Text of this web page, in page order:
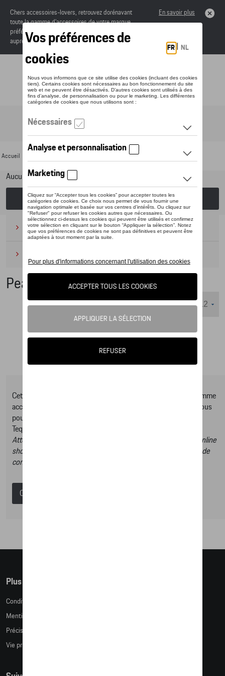
Chers accessoires-lovers, retrouvez dorénavant
toute la gamme d’accessoires de votre marque
préférée sous forme de catalogue à commander
auprès de votre concessionaire.
En savoir plus
Toggle navigation
Accueil > Peaq Collection
Aucun modèle sélectionné (Tout afficher)
Choisissez un modèle
Camping(2)
Peaq Collection
Nombre d'éléments affichés :
Cet online shop vous présente une sélection d’articles de la gamme
accessoires Tequipment, pour découvrir la gamme complète vous
pouvez consulter notre Moteur de recherche d’accessoires
Tequipment.
Attention, en cliquant sur le lien du catalogue vous sortez du online
shop et dans ce catalogue vous n’aurez donc pas la possibilité de
commander des articles en ligne.
Catalogue Porsche
Plus d'informations
Conditions de vente
Mentions légales
Précision des tailles
Vie privée